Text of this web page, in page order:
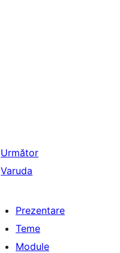
Următor
Varuda
Prezentare
Teme
Module